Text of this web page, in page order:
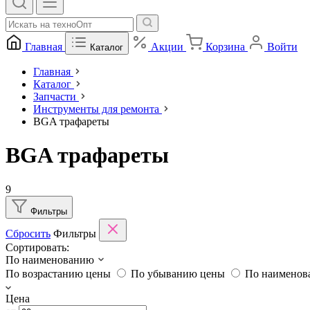
Главная Каталог Акции Корзина Войти
Главная
Каталог
Запчасти
Инструменты для ремонта
BGA трафареты
BGA трафареты
9
Фильтры
Сбросить Фильтры
Сортировать:
По наименованию
По возрастанию цены
По убыванию цены По
Цена